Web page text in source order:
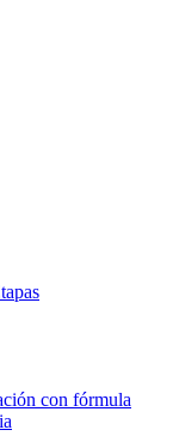
con fórmula